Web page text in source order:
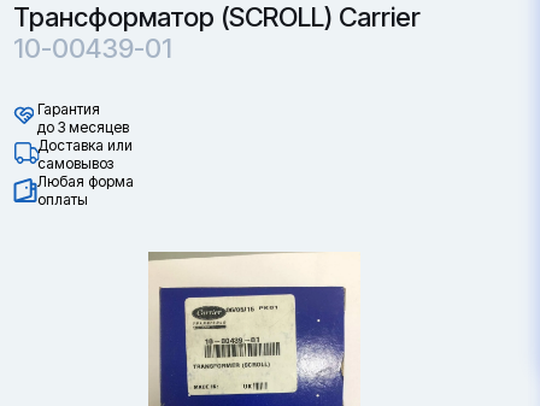
Трансформатор (SCROLL) Carrier
10-00439-01
Гарантия
до 3 месяцев
Доставка или
самовывоз
Любая форма
оплаты